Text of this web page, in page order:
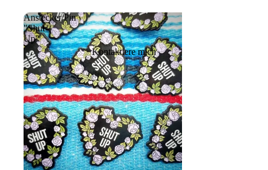
Kontaktiere mich
Anstecker/Pin
"Shut
Up"